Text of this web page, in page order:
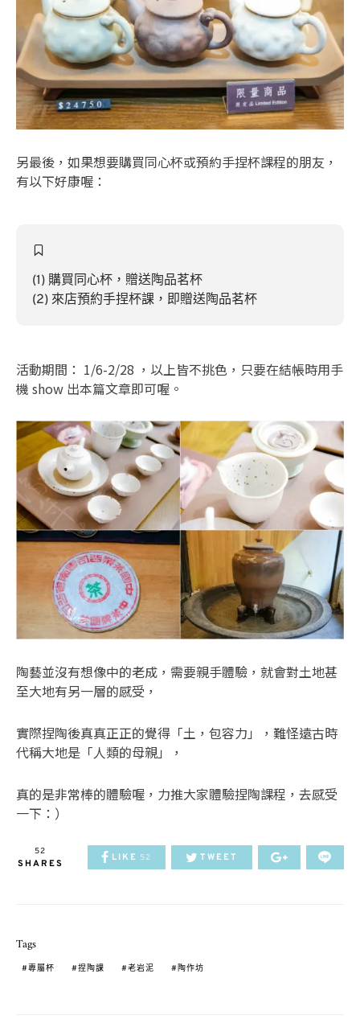
另最後，如果想要購買同心杯或預約手捏杯課程的朋友，
有以下好康喔：
(1) 購買同心杯，贈送陶品茗杯
(2) 來店預約手捏杯課，即贈送陶品茗杯
活動期間： 1/6-2/28 ，以上皆不挑色，只要在結帳時用手
機 show 出本篇文章即可喔。
陶藝並沒有想像中的老成，需要親手體驗，就會對土地甚
至大地有另一層的感受，
實際捏陶後真真正正的覺得「土，包容力」，難怪遠古時
代稱大地是「人類的母親」，
真的是非常棒的體驗喔，力推大家體驗捏陶課程，去感受
一下：）
52
SHARES
LIKE 52 TWEET
Tags
專屬杯 捏陶課 老岩泥 陶作坊